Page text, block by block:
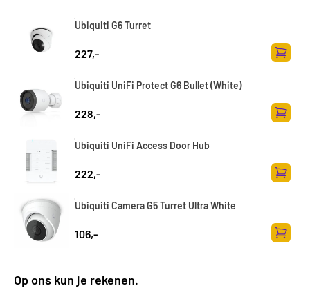
Ubiquiti G6 Turret
227,-
Ubiquiti UniFi Protect G6 Bullet (White)
228,-
Ubiquiti UniFi Access Door Hub
222,-
Ubiquiti Camera G5 Turret Ultra White
106,-
Op ons kun je rekenen.